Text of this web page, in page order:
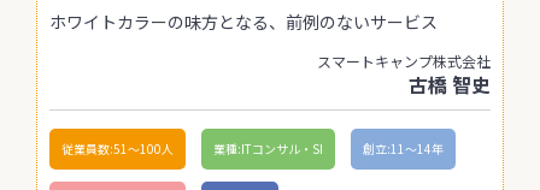
ホワイトカラーの味方となる、前例のないサービス
スマートキャンプ株式会社
古橋 智史
従業員数:51〜100人 業種:ITコンサル・SI 創立:11〜14年